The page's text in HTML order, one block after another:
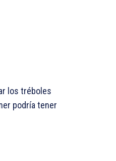
los tréboles
podría tener